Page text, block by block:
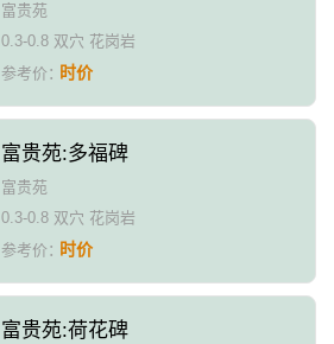
富贵苑
0.3-0.8 双穴 花岗岩
参考价：时价
富贵苑:多福碑
富贵苑
0.3-0.8 双穴 花岗岩
参考价：时价
富贵苑:荷花碑